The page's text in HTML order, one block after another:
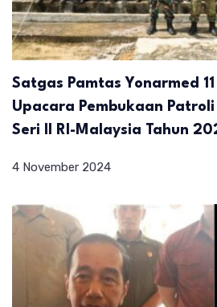
Satgas Pamtas Yonarmed
Upacara Pembukaan
Seri II RI-Malaysia Tahun
4 November 2024